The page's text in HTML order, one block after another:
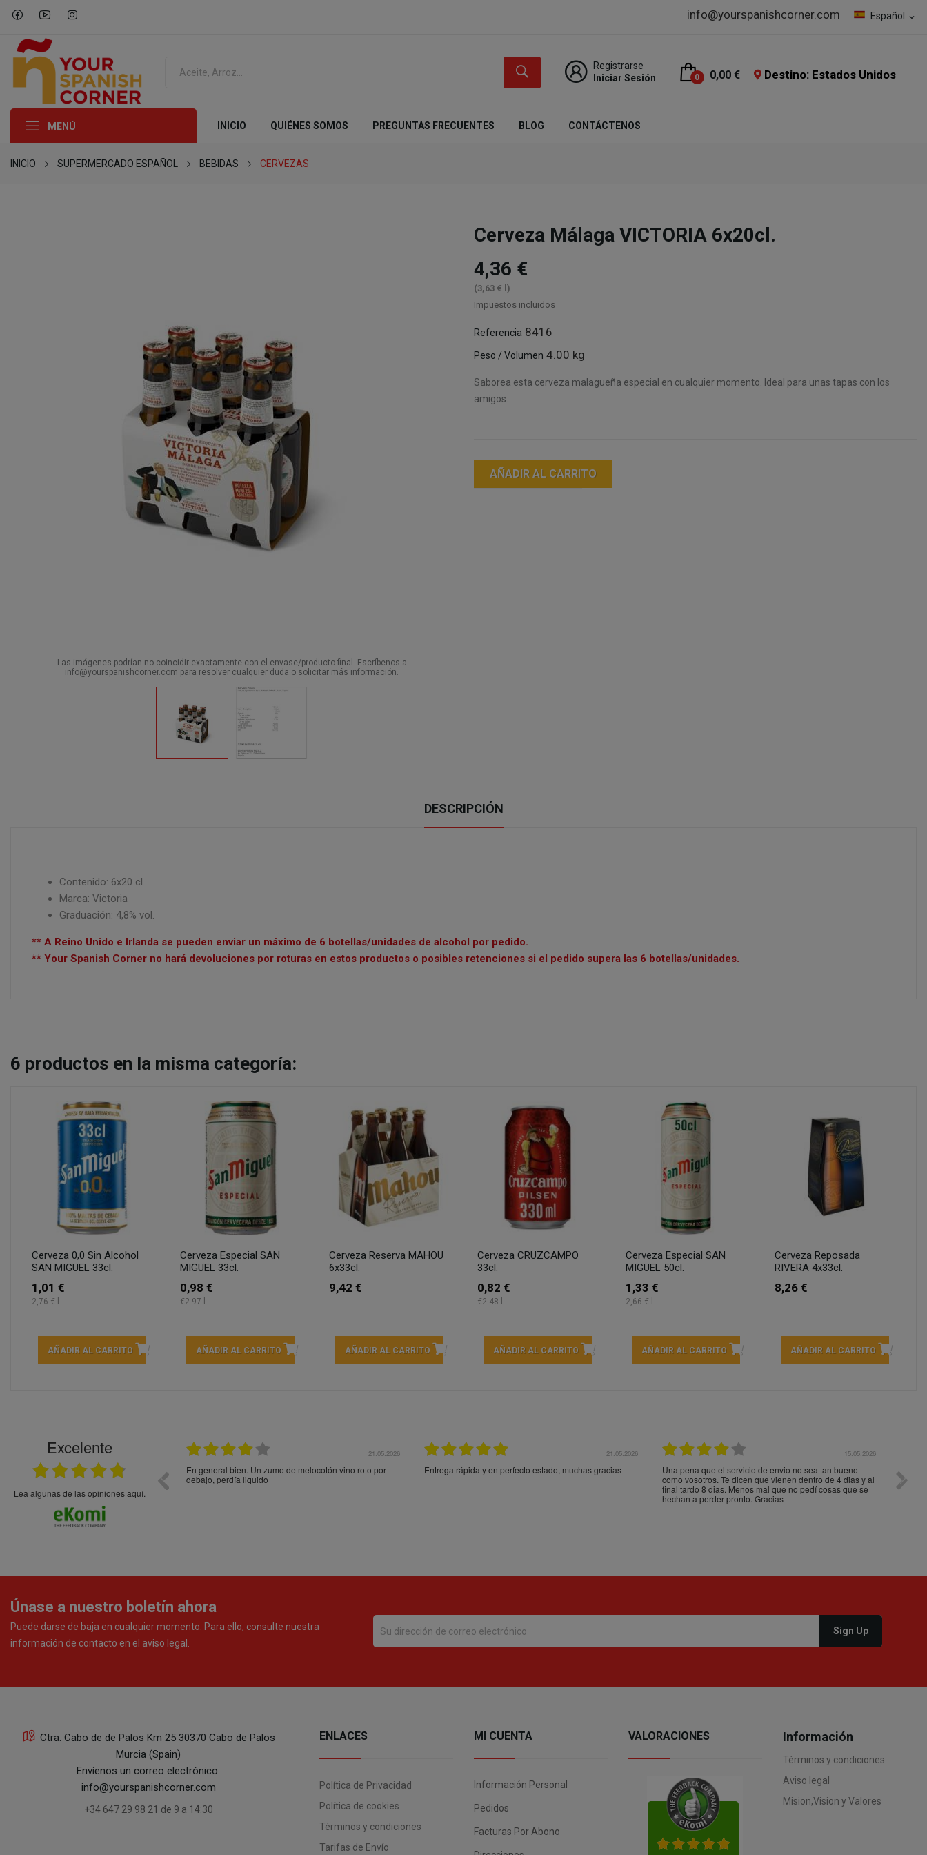
Español expand_more
info@yourspanishcorner.com
Registrarse
Iniciar Sesión
0 0,00 € Destino: Estados Unidos
MENÚ INICIO QUIÉNES SOMOS PREGUNTAS FRECUENTES BLOG CONTÁCTENOS
INICIO SUPERMERCADO ESPAÑOL BEBIDAS CERVEZAS
Las imágenes podrían no coincidir exactamente con el envase/producto final. Escríbenos a
info@yourspanishcorner.com para resolver cualquier duda o solicitar más información.
Cerveza Málaga VICTORIA 6x20cl.
4,36 €
(3,63 € l)
Impuestos incluidos
Referencia 8416
Peso / Volumen 4.00 kg
Saborea esta cerveza malagueña especial en cualquier momento. Ideal para unas tapas con los
amigos.
AÑADIR AL CARRITO
DESCRIPCIÓN
Contenido: 6x20 cl
Marca: Victoria
Graduación: 4,8% vol.
** A Reino Unido e Irlanda se pueden enviar un máximo de 6 botellas/unidades de alcohol por pedido.
** Your Spanish Corner no hará devoluciones por roturas en estos productos o posibles retenciones si el pedido supera las 6 botellas/unidades.
6 productos en la misma categoría:
Cerveza 0,0 Sin Alcohol
SAN MIGUEL 33cl.
1,01 €
2,76 € l
AÑADIR AL CARRITO
Cerveza Especial SAN
MIGUEL 33cl.
0,98 €
€2.97 l
AÑADIR AL CARRITO
Cerveza Reserva MAHOU
6x33cl.
9,42 €
AÑADIR AL CARRITO
Cerveza CRUZCAMPO
33cl.
0,82 €
€2.48 l
AÑADIR AL CARRITO
Cerveza Especial SAN
MIGUEL 50cl.
1,33 €
2,66 € l
AÑADIR AL CARRITO
Cerveza Reposada
RIVERA 4x33cl.
8,26 €
AÑADIR AL CARRITO
Excelente
Lea algunas de las opiniones aquí.
21.05.2026
En general bien. Un zumo de melocotón vino roto por
debajo, perdía liquido
21.05.2026
Entrega rápida y en perfecto estado, muchas gracias
15.05.2026
Una pena que el servicio de envio no sea tan bueno
como vosotros. Te dicen que vienen dentro de 4 dias y al
final tardo 8 dias. Menos mal que no pedí cosas que se
hechan a perder pronto. Gracias
Únase a nuestro boletín ahora
Puede darse de baja en cualquier momento. Para ello, consulte nuestra
información de contacto en el aviso legal.
Ctra. Cabo de de Palos Km 25 30370 Cabo de Palos
Murcia (Spain)
Envíenos un correo electrónico:
info@yourspanishcorner.com
+34 647 29 98 21 de 9 a 14:30
ENLACES
Política de Privacidad
Política de cookies
Términos y condiciones
Tarifas de Envío
MI CUENTA
Información Personal
Pedidos
Facturas Por Abono
VALORACIONES Información
Términos y condiciones
Aviso legal
Mision,Vision y Valores